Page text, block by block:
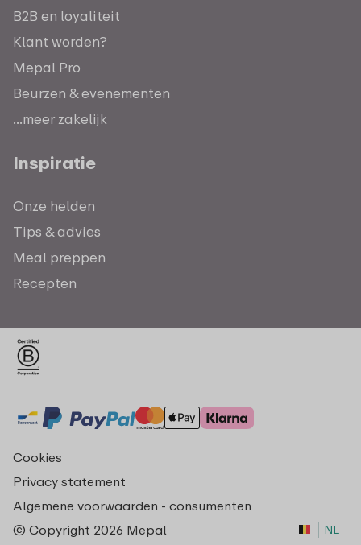
B2B en loyaliteit
Klant worden?
Mepal Pro
Beurzen & evenementen
...meer zakelijk
Inspiratie
Onze helden
Tips & advies
Meal preppen
Recepten
Cookies
Privacy statement
Algemene voorwaarden - consumenten
© Copyright 2026 Mepal
NL